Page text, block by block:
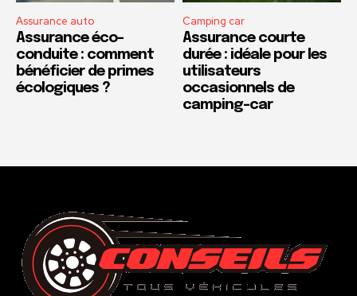
Assurance auto
Assurance éco-
conduite : comment
bénéficier de primes
écologiques ?
Camping car
Assurance courte
durée : idéale pour les
utilisateurs
occasionnels de
camping-car